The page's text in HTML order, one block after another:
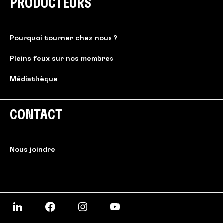
PRODUCTEURS
Pourquoi tourner chez nous ?
Pleins feux sur nos membres
Médiathèque
CONTACT
Nous joindre